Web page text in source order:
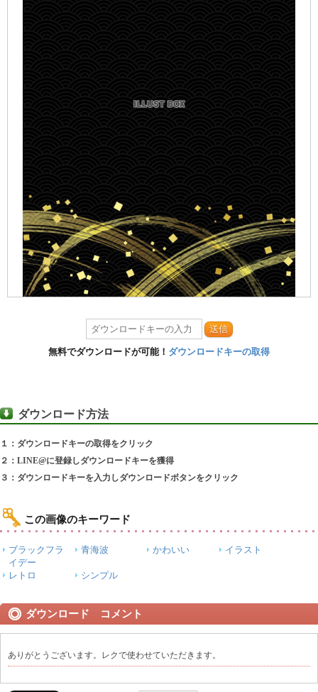
送信
無料でダウンロードが可能！ ダウンロードキーの取得
ダウンロード方法
１：ダウンロードキーの取得をクリック
２：LINE@に登録しダウンロードキーを獲得
３：ダウンロードキーを入力しダウンロードボタンをクリック
この画像のキーワード
ブラックフラ
イデー
青海波 かわいい イラスト
レトロ シンプル
ダウンロード コメント
ありがとうございます。レクで使わせていただきます。